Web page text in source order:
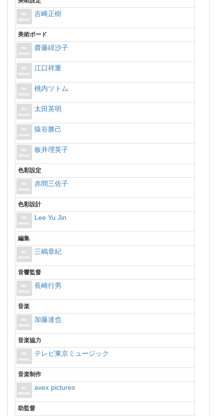
吉崎正樹
美術ボード
齋藤緋沙子
江口祥重
桃内ツトム
太田英明
猿谷勝己
板井理英子
色彩設定
赤間三佐子
色彩設計
Lee Yu Jin
編集
三嶋章紀
音響監督
長崎行男
音楽
加藤達也
音楽協力
テレビ東京ミュージック
音楽制作
avex pictures
助監督